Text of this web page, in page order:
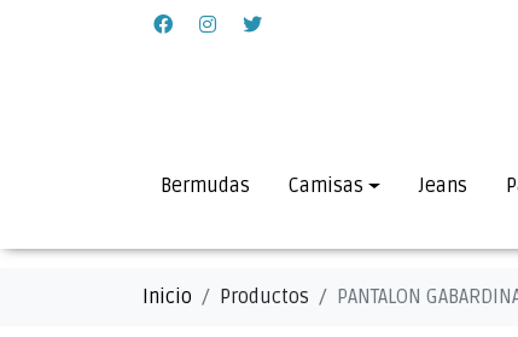
Bermudas Camisas Jeans
Inicio Productos PANTALON